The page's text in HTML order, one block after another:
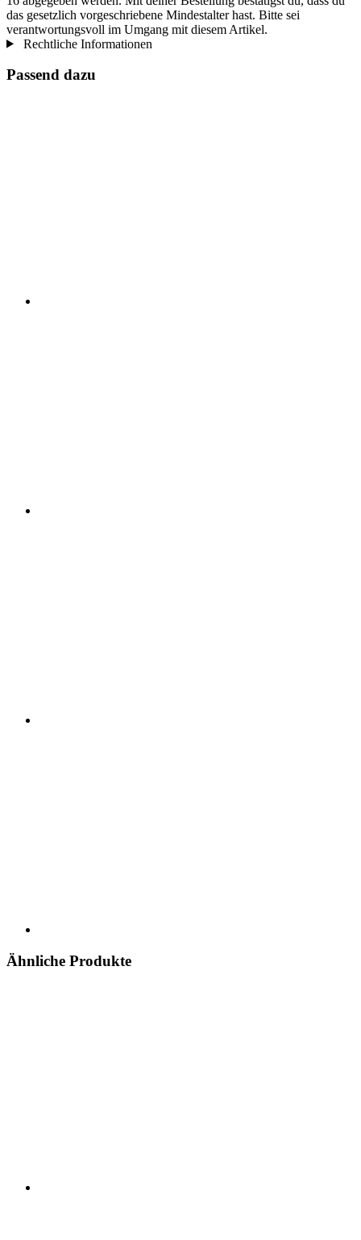
das gesetzlich vorgeschriebene Mindestalter hast. Bitte sei
verantwortungsvoll im Umgang mit diesem Artikel.
Rechtliche Informationen
Passend dazu
Ähnliche Produkte